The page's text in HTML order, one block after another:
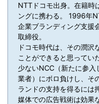
NTTドコモ出身。在籍時
ングに携わる。 1996年
企業ブランディング支援
取締役。
ドコモ時代は、その潤
ことができると思ってい
少ないNCC（新たに参
業者）にボロ負けし、そ
ランドの支持を得るには
媒体での広告戦術は効果